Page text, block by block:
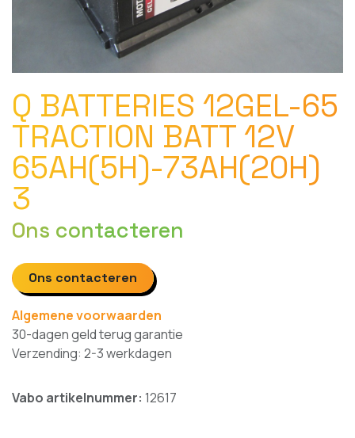
Q BATTERIES 12GEL-65
TRACTION BATT 12V
65AH(5H)-73AH(20H)
3
Ons contacteren
Ons contacteren
Algemene voorwaarden
30-dagen geld terug garantie
Verzending: 2-3 werkdagen
Vabo artikelnummer: 12617